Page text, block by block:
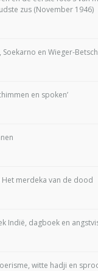
zus (November 1946)
en Wieger-
en spoken’
merdeka van de dood
Indië, dagboek en
witte hadji en